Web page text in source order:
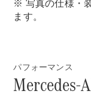
GLA
GLE Coupé
GLS
※ 写真の仕様・
ます。
パフォーマンス